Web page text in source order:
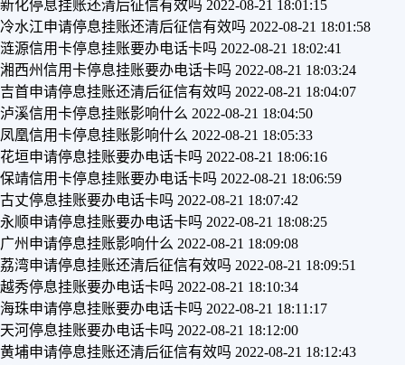
新化停息挂账还清后征信有效吗 2022-08-21 18:01:15
冷水江申请停息挂账还清后征信有效吗 2022-08-21 18:01:58
涟源信用卡停息挂账要办电话卡吗 2022-08-21 18:02:41
湘西州信用卡停息挂账要办电话卡吗 2022-08-21 18:03:24
吉首申请停息挂账还清后征信有效吗 2022-08-21 18:04:07
泸溪信用卡停息挂账影响什么 2022-08-21 18:04:50
凤凰信用卡停息挂账影响什么 2022-08-21 18:05:33
花垣申请停息挂账要办电话卡吗 2022-08-21 18:06:16
保靖信用卡停息挂账要办电话卡吗 2022-08-21 18:06:59
古丈停息挂账要办电话卡吗 2022-08-21 18:07:42
永顺申请停息挂账要办电话卡吗 2022-08-21 18:08:25
广州申请停息挂账影响什么 2022-08-21 18:09:08
荔湾申请停息挂账还清后征信有效吗 2022-08-21 18:09:51
越秀停息挂账要办电话卡吗 2022-08-21 18:10:34
海珠申请停息挂账要办电话卡吗 2022-08-21 18:11:17
天河停息挂账要办电话卡吗 2022-08-21 18:12:00
黄埔申请停息挂账还清后征信有效吗 2022-08-21 18:12:43